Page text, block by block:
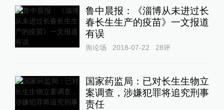
鲁中晨报：《淄博从未进过长
春长生生产的疫苗》一文报道
有误
舆论场 2018-07-22 28评
国家药监局：已对长生生物立
案调查，涉嫌犯罪将追究刑事
责任